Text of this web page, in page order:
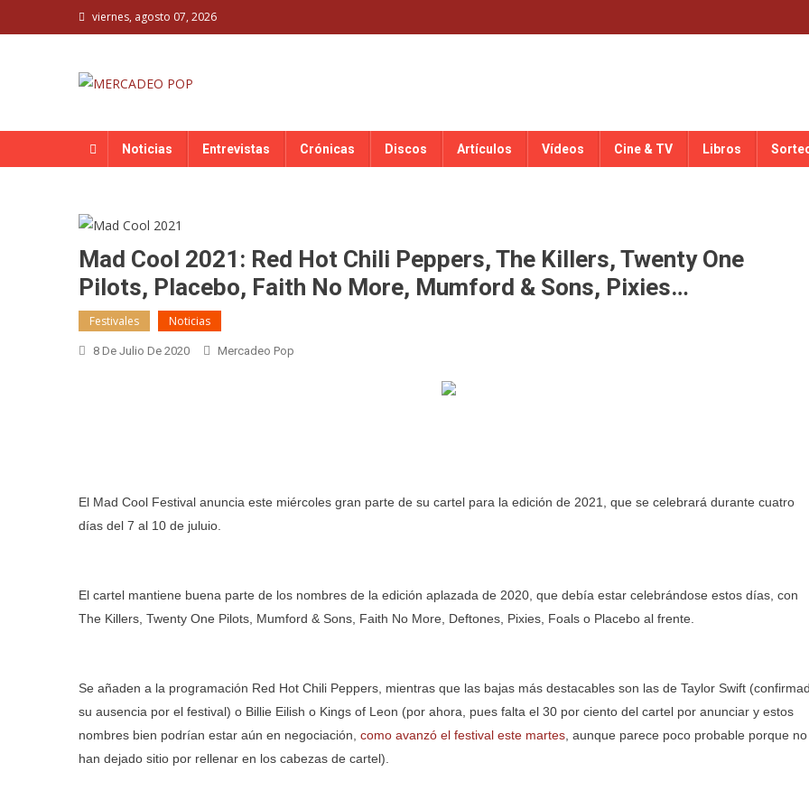
to
viernes, agosto 07, 2026
Noticias Entrevistas Crónicas Discos Artículos Vídeos Cine & TV Libros
Mad Cool 2021: Red Hot Chili Peppers, The Killers, Twenty One
Pilots, Placebo, Faith No More, Mumford & Sons, Pixies…
Festivales Noticias
8 De Julio De 2020 Mercadeo Pop
El Mad Cool Festival anuncia este miércoles gran parte de su cartel para la edición de 2021, que se celebrará durante cuatro
días del 7 al 10 de juluio.
El cartel mantiene buena parte de los nombres de la edición aplazada de 2020, que debía estar celebrándose estos días, con
The Killers, Twenty One Pilots, Mumford & Sons, Faith No More, Deftones, Pixies, Foals o Placebo al frente.
Se añaden a la programación Red Hot Chili Peppers, mientras que las bajas más destacables son las de Taylor Swift
su ausencia por el festival) o Billie Eilish o Kings of Leon (por ahora, pues falta el 30 por ciento del cartel por anunciar y estos
nombres bien podrían estar aún en negociación, como avanzó el festival este martes , aunque parece poco probable porque no
han dejado sitio por rellenar en los cabezas de cartel).